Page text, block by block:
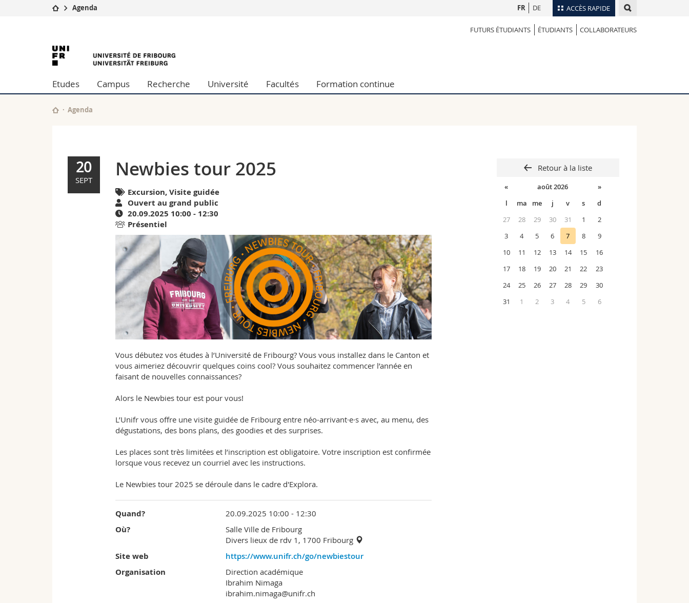
ACCÈS RAPIDE
Etudes
Campus
Université
Formation continue
Lettres et sciences humaines
Sciences de l'éducation et de la formation
Collaborateurs
Annuaire du personnel
Programme des cours
FR DE
Agenda
FUTURS ÉTUDIANTS ÉTUDIANTS COLLABORATEURS
Newbies
tour
2025
l'University
Etudes Campus Recherche Université Facultés Formation continue
Agenda
20
SEPT Newbies tour 2025
Excursion, Visite guidée
Ouvert au grand public
20.09.2025 10:00 - 12:30
Présentiel
Vous débutez vos études à l’Université de Fribourg? Vous vous installez dans le Canton et
vous aimeriez découvrir quelques coins cool? Vous souhaitez commencer l’année en
faisant de nouvelles connaissances?
Alors le Newbies tour est pour vous!
L’Unifr vous offre une visite guidée de Fribourg entre néo-arrivant·e·s avec, au menu, des
dégustations, des bons plans, des goodies et des surprises.
Les places sont très limitées et l’inscription est obligatoire. Votre inscription est confirmée
lorsque vous recevez un courriel avec les instructions.
Le Newbies tour 2025 se déroule dans le cadre d'Explora.
Quand? 20.09.2025 10:00 - 12:30
Où?
Salle Ville de Fribourg
Divers lieux de rdv 1, 1700 Fribourg
Site web
https://www.unifr.ch/go/newbiestour
Organisation
Direction académique
Ibrahim Nimaga
ibrahim.nimaga@unifr.ch
Retour à la liste
« août 2026
»
l
ma me j v s
d
27
28 29 30 31 1
2
3
4 5 6 7 8
9
10
11 12 13 14 15
16
17
18 19 20 21 22
23
24
25 26 27 28 29
30
31
1 2 3 4 5 6